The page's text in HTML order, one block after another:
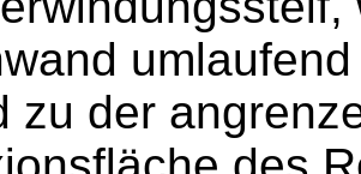
zu der